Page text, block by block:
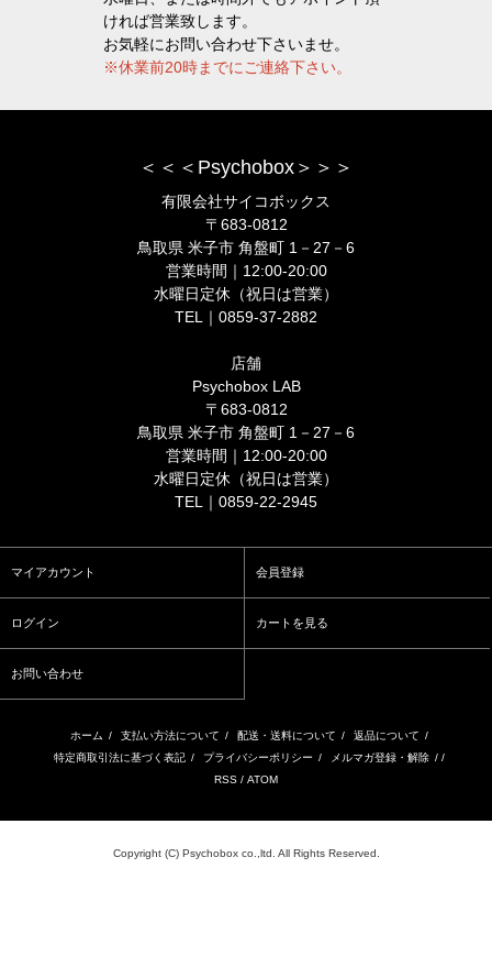
ければ営業致します。
お気軽にお問い合わせ下さいませ。
※休業前20時までにご連絡下さい。
＜＜＜Psychobox＞＞＞
有限会社サイコボックス
〒683-0812
鳥取県 米子市 角盤町 1－27－6
営業時間｜12:00-20:00
水曜日定休（祝日は営業）
TEL｜0859-37-2882
店舗
Psychobox LAB
〒683-0812
鳥取県 米子市 角盤町 1－27－6
営業時間｜12:00-20:00
水曜日定休（祝日は営業）
TEL｜0859-22-2945
マイアカウント 会員登録
ログイン カートを見る
お問い合わせ
ホーム / 支払い方法について / 配送・送料について / 返品について /
特定商取引法に基づく表記 / プライバシーポリシー / メルマガ登録・解除 / /
RSS / ATOM
Copyright (C) Psychobox co.,ltd. All Rights Reserved.